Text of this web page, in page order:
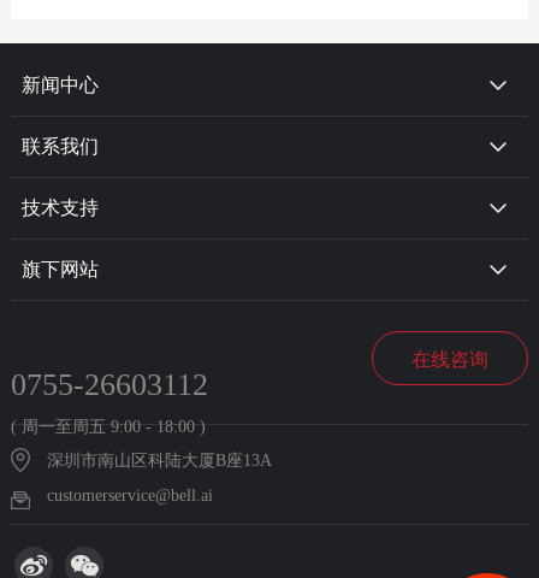
新闻中心
联系我们
技术支持
旗下网站
0755-26603112
( 周一至周五 9:00 - 18:00 )
在线咨询
深圳市南山区科陆大厦B座13A
customerservice@bell.ai